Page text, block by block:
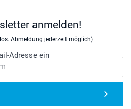
anmelden!
Abmeldung jederzeit möglich)
Adresse ein